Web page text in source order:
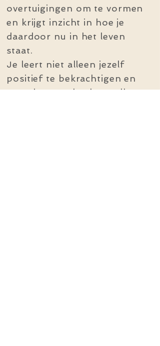
overtuigingen om te vormen
en krijgt inzicht in hoe je
daardoor nu in het leven
staat.
Je leert niet alleen jezelf
positief te bekrachtigen en
een nieuw verhaal vertellen,